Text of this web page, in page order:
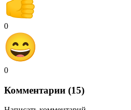
0
0
Комментарии (15)